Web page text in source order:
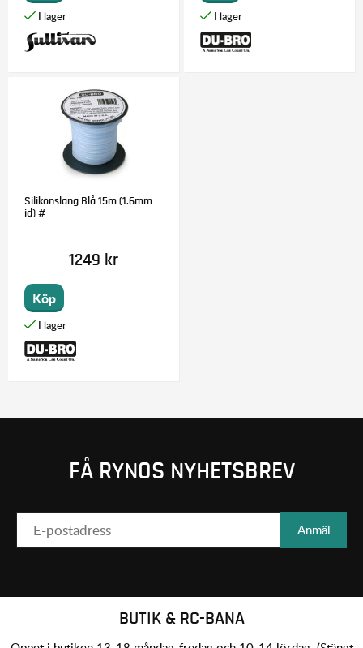
Silikonslang Blå 15m (1.6mm
id) #
1249 kr
Köp
FÅ RYNOS NYHETSBREV
Anmäl
BUTIK & RC-BANA